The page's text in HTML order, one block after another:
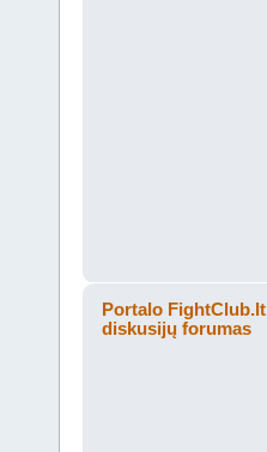
Portalo FightClub.lt
diskusijų forumas